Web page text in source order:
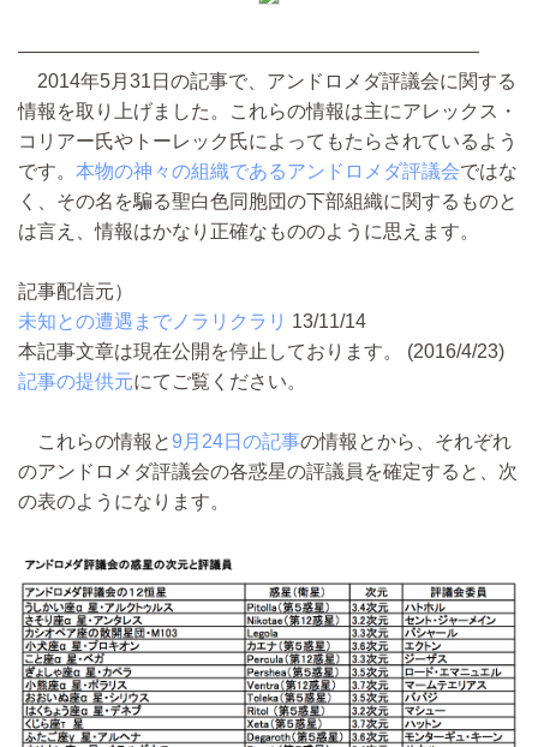
————————————————————————
2014年5月31日の記事で、アンドロメダ評議会に関する
情報を取り上げました。これらの情報は主にアレックス・
コリアー氏やトーレック氏によってもたらされているよう
です。 本物の神々の組織であるアンドロメダ評議会ではな
く、その名を騙る聖白色同胞団の下部組織に関するものと
は言え、情報はかなり正確なもののように思えます。
記事配信元）
未知との遭遇までノラリクラリ 13/11/14
本記事文章は現在公開を停止しております。 (2016/4/23)
記事の提供元にてご覧ください。
これらの情報と9月24日の記事の情報とから、それぞれ
のアンドロメダ評議会の各惑星の評議員を確定すると、次
の表のようになります。